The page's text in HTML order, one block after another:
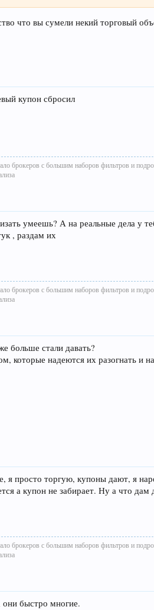
что вы сумели некий торговый
купон сбросил
брокеров с большим наборов фильтров и
умеешь? А на реальные дела у
, раздам их
брокеров с большим наборов фильтров и
больше стали давать?
которые надеются их разогнать и
просто торгую, купоны дают, я
а купон не забирает. Ну а что
брокеров с большим наборов фильтров и
быстро многие.